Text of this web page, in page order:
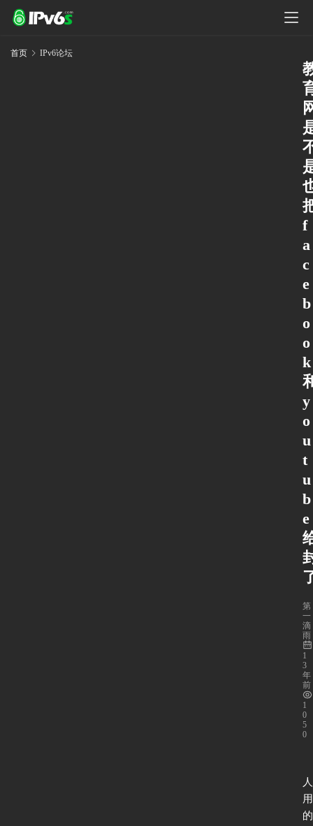
首页 IPv6论坛
f
a
c
e
b
o
o
k
y
o
u
t
u
b
e
第
一
滴
雨
1
3
年
前
1
0
5
0
人
用
的